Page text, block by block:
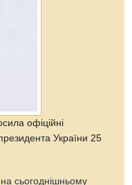
офіційні
України 25
сьогоднішньому